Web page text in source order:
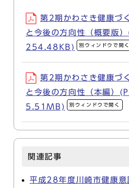
第2期かわさき健康
と今後の方向性（概要版
254.48KB)
別ウィンドウで開く
第2期かわさき健康
と今後の方向性（本編）
5.51MB)
別ウィンドウで開く
関連記事
平成28年度川崎市健康意